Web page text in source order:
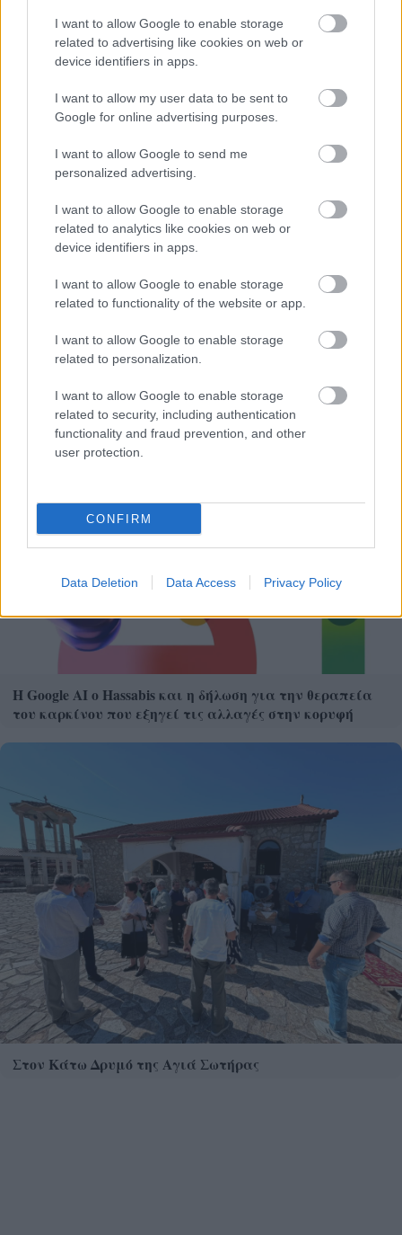
I want to allow Google to enable storage
related to advertising like cookies on web or
device identifiers in apps.
I want to allow my user data to be sent to
Google for online advertising purposes.
I want to allow Google to send me
personalized advertising.
I want to allow Google to enable storage
related to analytics like cookies on web or
device identifiers in apps.
I want to allow Google to enable storage
related to functionality of the website or app.
I want to allow Google to enable storage
related to personalization.
I want to allow Google to enable storage
related to security, including authentication
functionality and fraud prevention, and other
user protection.
CONFIRM
Data Deletion Data Access Privacy Policy
Δεν ανοίγει η μπάρα στα διόδια με το e-pass ενώ έχει
χρήματα «μέσα»;
Η Google ΑΙ ο Hassabis και η δήλωση για την θεραπεία
του καρκίνου που εξηγεί τις αλλαγές στην κορυφή
Στον Κάτω Δρυμό της Αγιά Σωτήρας